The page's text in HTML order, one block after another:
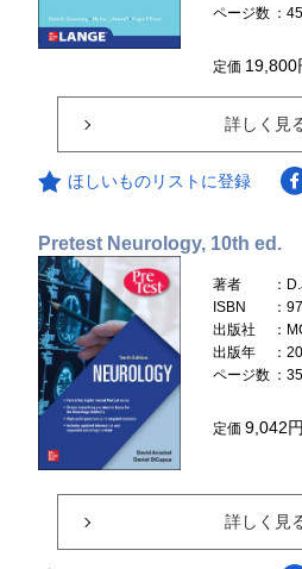
ページ数 ：
定価 19,800
詳しく見
ほしいものリストに登録
Pretest Neurology, 10th ed.
著者
：
ISBN
：
出版社
：
出版年
：
ページ数 ：
定価9,042
詳しく見